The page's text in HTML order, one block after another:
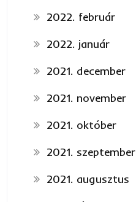
2022. február
2022. január
2021. december
2021. november
2021. október
2021. szeptember
2021. augusztus